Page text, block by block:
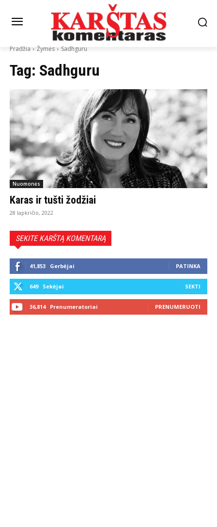
Pradžia Žymės Sadhguru
Tag: Sadhguru
Nuomonės
Karas ir tušti žodžiai
28 lapkričio, 2022
SEKITE KARŠTĄ KOMENTARĄ
41,853 Gerbėjai PATINKA
649 Sekėjai SEKTI
36,814 Prenumeratoriai PRENUMERUOTI